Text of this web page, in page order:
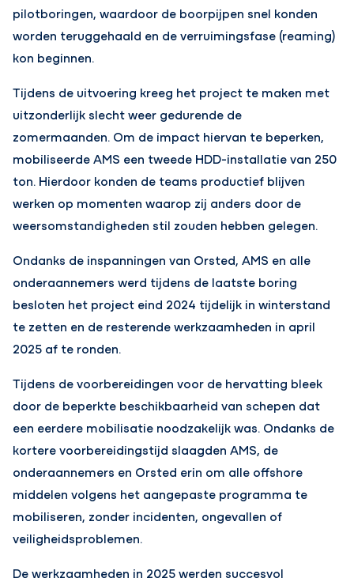
pilotboringen, waardoor de boorpijpen snel konden
worden teruggehaald en de verruimingsfase (reaming)
kon beginnen.
Tijdens de uitvoering kreeg het project te maken met
uitzonderlijk slecht weer gedurende de
zomermaanden. Om de impact hiervan te beperken,
mobiliseerde AMS een tweede HDD-installatie van 250
ton. Hierdoor konden de teams productief blijven
werken op momenten waarop zij anders door de
weersomstandigheden stil zouden hebben gelegen.
Ondanks de inspanningen van Orsted, AMS en alle
onderaannemers werd tijdens de laatste boring
besloten het project eind 2024 tijdelijk in winterstand
te zetten en de resterende werkzaamheden in april
2025 af te ronden.
Tijdens de voorbereidingen voor de hervatting bleek
door de beperkte beschikbaarheid van schepen dat
een eerdere mobilisatie noodzakelijk was. Ondanks de
kortere voorbereidingstijd slaagden AMS, de
onderaannemers en Orsted erin om alle offshore
middelen volgens het aangepaste programma te
mobiliseren, zonder incidenten, ongevallen of
veiligheidsproblemen.
De werkzaamheden in 2025 werden succesvol